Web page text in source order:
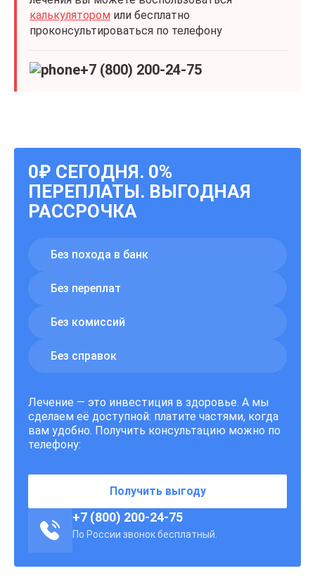
калькулятором или бесплатно
проконсультироваться по телефону
+7 (800) 200-24-75
0₽ СЕГОДНЯ. 0%
ПЕРЕПЛАТЫ. ВЫГОДНАЯ
РАССРОЧКА
Без похода в банк
Без переплат
Без комиссий
Без справок
Лечение — это инвестиция в здоровье. А мы
сделаем её доступной: платите частями, когда
вам удобно. Получить консультацию можно по
телефону:
Получить выгоду
+7 (800) 200-24-75
По России звонок бесплатный.